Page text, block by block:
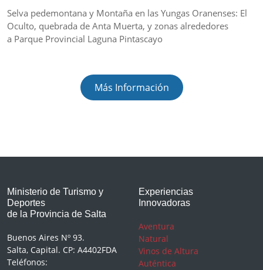
Selva pedemontana y Montaña en las Yungas Oranenses: El
Oculto, quebrada de Anta Muerta, y zonas alrededores
a Parque Provincial Laguna Pintascayo
Más Información
Ministerio de Turismo y
Deportes
de la Provincia de Salta
Buenos Aires Nº 93.
Salta, Capital. CP: A4402FDA
Teléfonos:
Experiencias
Innovadoras
Aventura
Natural
Vinos de Altura
Auténtica